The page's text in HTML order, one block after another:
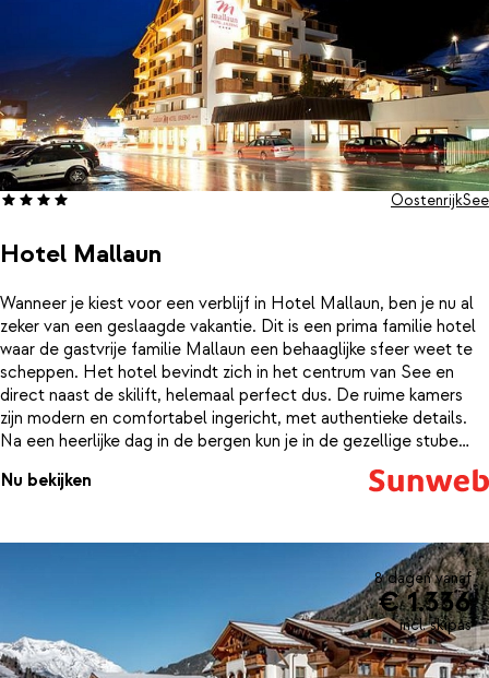
Hotel Mallaun
OostenrijkSee
Wanneer je kiest voor een verblijf in Hotel Mallaun, ben je nu al
zeker van een geslaagde vakantie. Dit is een prima familie hotel
waar de gastvrije familie Mallaun een behaaglijke sfeer weet te
scheppen. Het hotel bevindt zich in het centrum van See en
direct naast de skilift, helemaal perfect dus. De ruime kamers
zijn modern en comfortabel ingericht, met authentieke details.
Na een heerlijke dag in de bergen kun je in de gezellige stube
terecht voor een drankje en voor een potje biljart, of ga je liever
ontspannen in de sauna of Turks stoombad? Aan jou de keus.
Nu bekijken
8 dagen vanaf
€ 1.336
incl. skipas